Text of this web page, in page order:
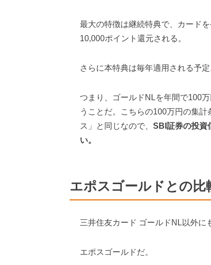
最大の特徴は継続特典で、カード
10,000ポイント還元される。
さらに本特典は毎年適用される予定
つまり、ゴールドNLを年間で100
うことだ。こちらの100万円の集
ス」と同じなので、 SBI証券の投資
い。
エポスゴールドとの比
三井住友カード ゴールドNL以外に
エポスゴールドだ。